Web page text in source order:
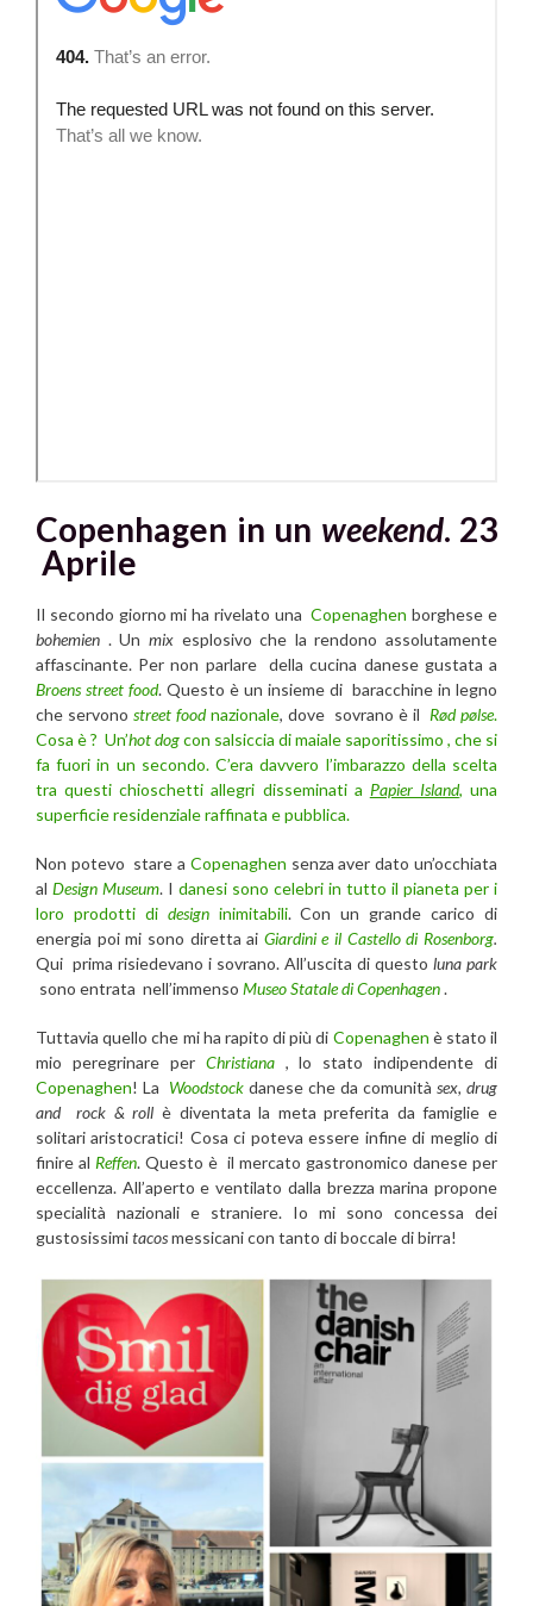
Copenhagen in un weekend. 23
Aprile
Il secondo giorno mi ha rivelato unaCopenaghen borghese e
bohemien . Un mix esplosivo che la rendono assolutamente
affascinante. Per non parlare della cucina danese gustata a
Broens street food. Questo è un insieme di baracchine in legno
che servono street foodnazionale, dove sovrano è il Rød pølse.
Cosa è ? Un’hot dogcon salsiccia di maiale saporitissimo , che si
fa fuori in un secondo. C’era davvero l’imbarazzo della scelta
tra questi chioschetti allegri disseminati a Papier Island, una
superficie residenziale raffinata e pubblica.
Non potevo stare a Copenaghen senza aver dato un’occhiata
al Design Museum. I danesi sono celebri in tutto il pianeta per i
loro prodotti di designinimitabili. Con un grande carico di
energia poi mi sono diretta ai Giardini e il Castello di Rosenborg.
Qui prima risiedevano i sovrano. All’uscita di questo luna park
sono entrata nell’immenso Museo Statale di Copenhagen.
Tuttavia quello che mi ha rapito di più di Copenaghen è stato il
mio peregrinare per Christiana, lo stato indipendente di
Copenaghen! La Woodstock danese che da comunità sex, drug
and rock & roll è diventata la meta preferita da famiglie e
solitari aristocratici! Cosa ci poteva essere infine di meglio di
finire al Reffen. Questo è il mercato gastronomico danese per
eccellenza. All’aperto e ventilato dalla brezza marina propone
specialità nazionali e straniere. Io mi sono concessa dei
gustosissimitacosmessicani con tanto di boccale di birra!